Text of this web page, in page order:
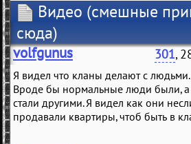
Видео (смешные
сюда)
volfgunus 301,
Я видел что кланы делают с людьми.
Вроде бы нормальные люди были, а
стали другими. Я видел как они
продавали квартиры, чтоб быть в